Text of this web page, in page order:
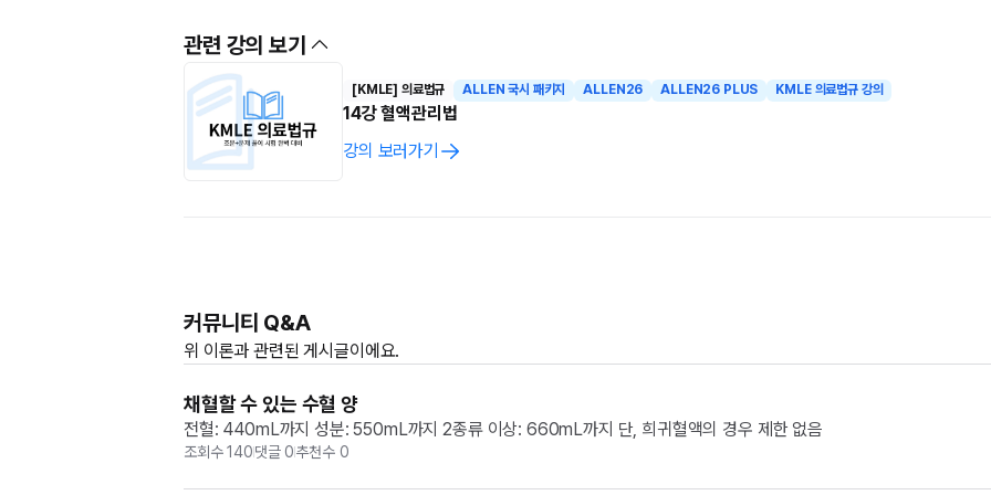
관련 강의 보기
[KMLE] 의료법규 ALLEN 국시 패키지 ALLEN26 ALLEN26 PLUS KMLE 의료법규 강의
14강 혈액관리법
강의 보러가기
커뮤니티 Q&A
위 이론과 관련된 게시글이에요.
채혈할 수 있는 수혈 양
전혈: 440mL까지 성분: 550mL까지 2종류 이상: 660mL까지 단, 희귀혈액의 경우 제한 없음
조회수140댓글 0추천수 0